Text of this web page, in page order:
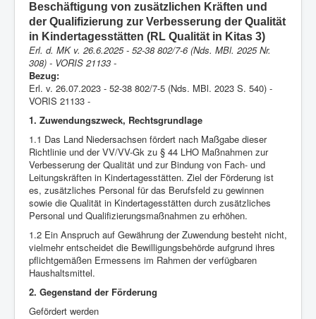
Anmelden
Aktuelle Seite: Startseite
Elementarbereich
Kindertagesstätten
Richtlinie über die Gewährung von Zuwendungen zur
Förderung der Beschäftigung von zusätzlichen Kräften
und der Qualifizierung zur Verbesserung der Qualität in
Kindertagesstätten (RL Qualität in Kitas 3)
Beschäftigung von zusätzlichen Kräften und
der Qualifizierung zur Verbesserung der Qualität
in Kindertagesstätten (RL Qualität in Kitas 3)
Erl. d. MK v. 26.6.2025 - 52-38 802/7-6 (Nds. MBl. 2025 Nr.
308) - VORIS 21133 -
Bezug:
Erl. v. 26.07.2023 - 52-38 802/7-5 (Nds. MBl. 2023 S. 540) -
VORIS 21133 -
1. Zuwendungszweck, Rechtsgrundlage
1.1 Das Land Niedersachsen fördert nach Maßgabe dieser
Richtlinie und der VV/VV-Gk zu § 44 LHO Maßnahmen zur
Verbesserung der Qualität und zur Bindung von Fach- und
Leitungskräften in Kindertagesstätten. Ziel der Förderung ist
es, zusätzliches Personal für das Berufsfeld zu gewinnen
sowie die Qualität in Kindertagesstätten durch zusätzliches
Personal und Qualifizierungsmaßnahmen zu erhöhen.
1.2 Ein Anspruch auf Gewährung der Zuwendung besteht nicht,
vielmehr entscheidet die Bewilligungsbehörde aufgrund ihres
pflichtgemäßen Ermessens im Rahmen der verfügbaren
Haushaltsmittel.
2. Gegenstand der Förderung
Gefördert werden